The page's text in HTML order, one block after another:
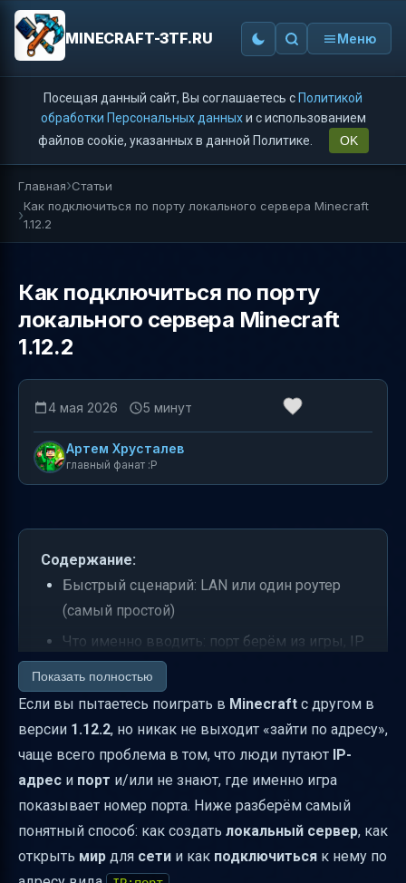
MINECRAFT-3TF.RU Меню
Посещая данный сайт, Вы соглашаетесь с Политикой
обработки Персональных данныхи с использованием
файлов cookie, указанных в данной Политике.
OK
Главная Статьи
Как подключиться по порту локального сервера Minecraft
1.12.2
Как подключиться по порту
локального сервера Minecraft
1.12.2
4 мая 2026 5 минут
Артем Хрусталев
главный фанат :P
Содержание:
Быстрый сценарий: LAN или один роутер
(самый простой)
Что именно вводить: порт берём из игры, IP
— из сети
Если LAN не работает: статический IP для
«выделенного» локального сервера
Где скачать файлы пустого сервера и что
запускать
Настройка server.properties: как прописать
server-ip и server-port
Hamachi и VPN: когда друзья не в одной
Показать полностью
Если вы пытаетесь поиграть в Minecraft с другом в
версии 1.12.2, но никак не выходит «зайти по адресу»,
чаще всего проблема в том, что люди путают IP-
адрес и порт и/или не знают, где именно игра
показывает номер порта. Ниже разберём самый
понятный способ: как создать локальный сервер, как
открыть мир для сети и как подключиться к нему по